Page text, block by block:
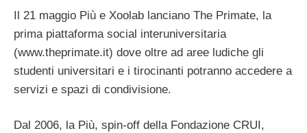
Il 21 maggio Più e Xoolab lanciano The Primate, la
prima piattaforma social interuniversitaria
(www.theprimate.it) dove oltre ad aree ludiche gli
studenti universitari e i tirocinanti potranno accedere a
servizi e spazi di condivisione.
Dal 2006, la Più, spin-off della Fondazione CRUI,